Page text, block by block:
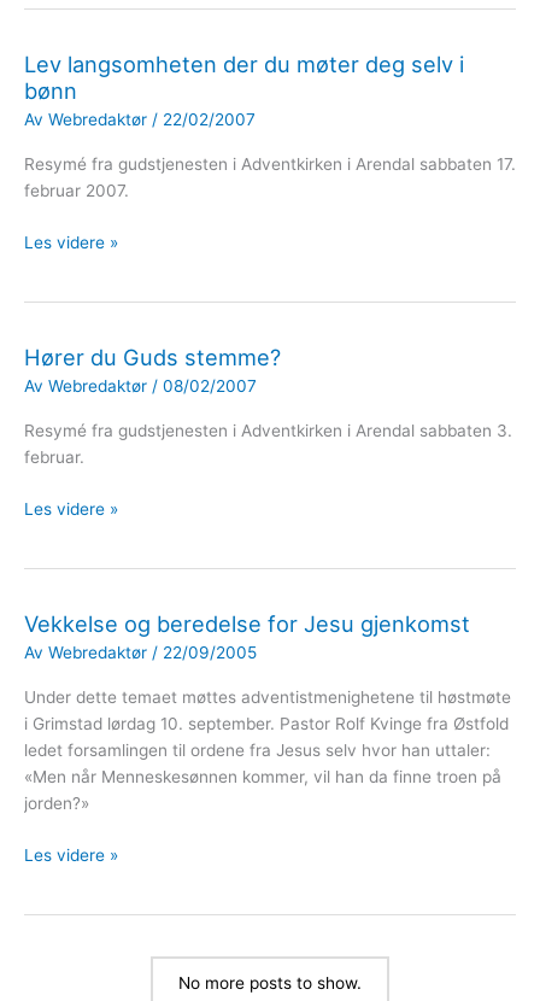
Lev langsomheten der du møter deg selv i
bønn
Av Webredaktør / 22/02/2007
Resymé fra gudstjenesten i Adventkirken i Arendal sabbaten 17.
februar 2007.
Lev
møter
i
bønn
Les videre »
Hører du Guds stemme?
Av Webredaktør / 08/02/2007
Resymé fra gudstjenesten i Adventkirken i Arendal sabbaten 3.
februar.
Hører
Les videre »
Vekkelse og beredelse for Jesu gjenkomst
Av Webredaktør / 22/09/2005
Under dette temaet møttes adventistmenighetene til høstmøte
i Grimstad lørdag 10. september. Pastor Rolf Kvinge fra Østfold
ledet forsamlingen til ordene fra Jesus selv hvor han uttaler:
«Men når Menneskesønnen kommer, vil han da finne troen på
jorden?»
Vekkelse
Les videre »
No more posts to show.